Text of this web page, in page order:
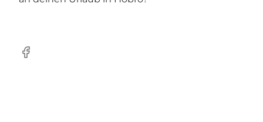
Facebook